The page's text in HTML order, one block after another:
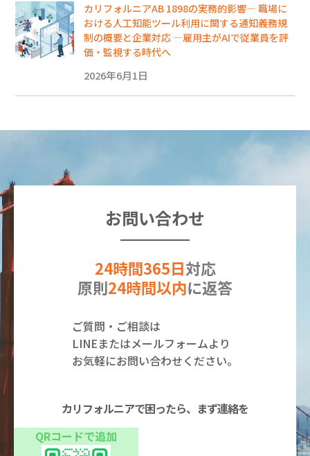
カリフォルニアAB 1898の実務的影響― 職場に
おける人工知能ツール利用に関する通知義務規
制の概要と企業対応 ―雇用主がAIで従業員を評
価・監視する時代へ
2026年6月1日
お問い合わせ
24時間365日対応
原則24時間以内に返答
ご質問・ご相談は
LINEまたはメールフォームより
お気軽にお問い合わせください。
カリフォルニアで困ったら、まず連絡を
QRコードで追加